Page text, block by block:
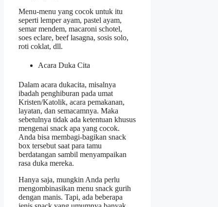
Menu-menu yang cocok untuk itu
seperti lemper ayam, pastel ayam,
semar mendem, macaroni schotel,
soes eclare, beef lasagna, sosis solo,
roti coklat, dll.
Acara Duka Cita
Dalam acara dukacita, misalnya
ibadah penghiburan pada umat
Kristen/Katolik, acara pemakanan,
layatan, dan semacamnya. Maka
sebetulnya tidak ada ketentuan khusus
mengenai snack apa yang cocok.
Anda bisa membagi-bagikan snack
box tersebut saat para tamu
berdatangan sambil menyampaikan
rasa duka mereka.
Hanya saja, mungkin Anda perlu
mengombinasikan menu snack gurih
dengan manis. Tapi, ada beberapa